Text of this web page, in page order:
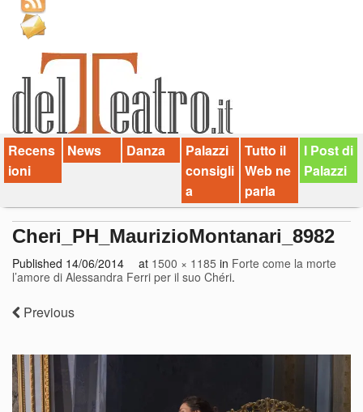
Video
Chi siamo
Contatti
dT in English
Recens
ioni
News Danza
Palazzi
consigli
a
Tutto il
Web ne
parla
I Post di
Palazzi
Cheri_PH_MaurizioMontanari_8982
Published 14/06/2014 at 1500 × 1185 in Forte come la morte
l’amore di Alessandra Ferri per il suo Chéri.
Previous